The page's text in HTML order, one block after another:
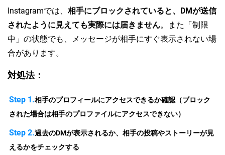
Instagramでは、 相手にブロックされていると、DMが送信
されたように見えても実際には届きません。また「制限
中」の状態でも、メッセージが相手にすぐ表示されない場
合があります。
対処法：
Step 1.相手のプロフィールにアクセスできるか確認（ブロック
された場合は相手のプロファイルにアクセスできない）
Step 2.過去のDMが表示されるか、相手の投稿やストーリーが見
えるかをチェックする